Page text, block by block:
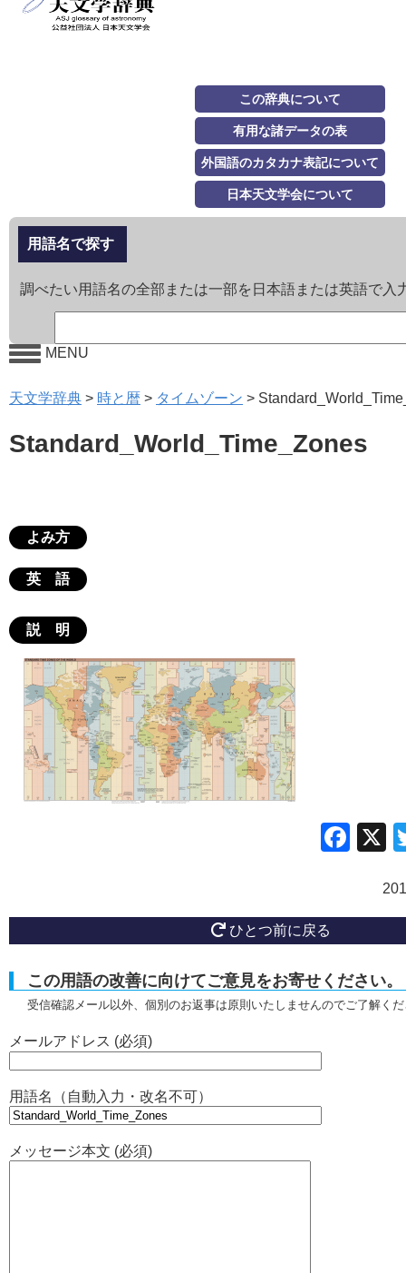
この辞典について
有用な諸データの表
外国語のカタカナ表記について
日本天文学会について
用語名で探す
調べたい用語名の全部または一部を日本語または英語で入
MENU
天文学辞典 > 時と暦 > タイムゾーン >
Standard_World_Time_Zones
よみ方
英 語
説 明
ひとつ前に戻る
この用語の改善に向けてご意見をお寄せください。
受信確認メール以外、個別のお返事は原則いたしませんのでご了解く
メールアドレス (必須)
用語名（自動入力・改名不可）
メッセージ本文 (必須)